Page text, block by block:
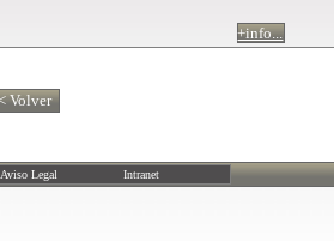
+info...
Aviso Legal Intranet